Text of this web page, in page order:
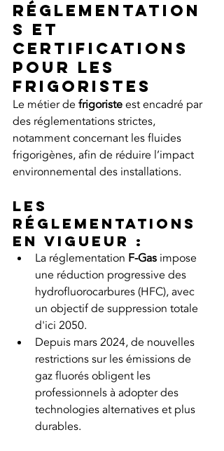
Réglementation
s et
certifications
pour les
frigoristes
Le métier de frigoriste est encadré par
des réglementations strictes,
notamment concernant les fluides
frigorigènes, afin de réduire l’impact
environnemental des installations.
Les
réglementations
en vigueur :
La réglementation F-Gas impose
une réduction progressive des
hydrofluorocarbures (HFC), avec
un objectif de suppression totale
d'ici 2050.
Depuis mars 2024, de nouvelles
restrictions sur les émissions de
gaz fluorés obligent les
professionnels à adopter des
technologies alternatives et plus
durables.